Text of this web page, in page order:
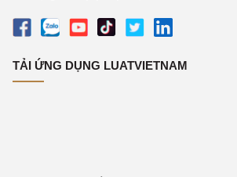
TẢI ỨNG DỤNG LUATVIETNAM